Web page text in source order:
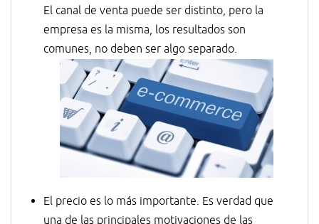
El canal de venta puede ser distinto, pero la
empresa es la misma, los resultados son
comunes, no deben ser algo separado.
El precio es lo más importante. Es verdad que
una de las principales motivaciones de las